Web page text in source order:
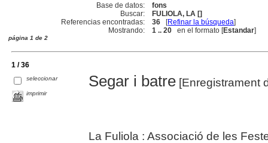
Base de datos:
fons
Buscar:
FULIOLA, LA []
Referencias encontradas:
36 [Refinar la búsqueda]
Mostrando:
1 .. 20 en el formato [Estandar]
página 1 de 2
1 / 36
seleccionar
imprimir
Segar i batre[Enregistrament
La Fuliola : Associació de les